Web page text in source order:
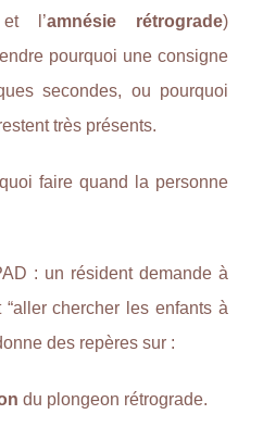
l’amnésie rétrograde)
pourquoi une consigne
secondes, ou pourquoi
très présents.
faire quand la personne
: un résident demande à
“aller chercher les enfants à
des repères sur :
du plongeon rétrograde.